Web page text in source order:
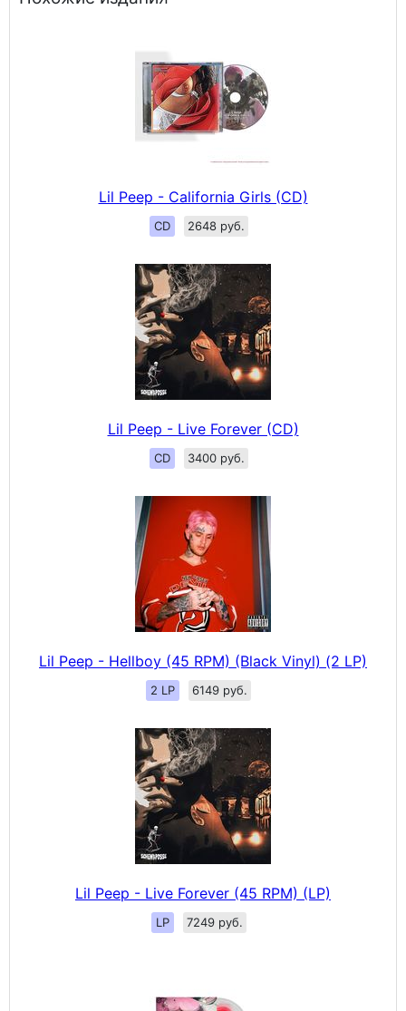
Lil Peep - California Girls (CD)
CD 2648 руб.
Lil Peep - Live Forever (CD)
CD 3400 руб.
Lil Peep - Hellboy (45 RPM) (Black Vinyl) (2 LP)
2 LP 6149 руб.
Lil Peep - Live Forever (45 RPM) (LP)
LP 7249 руб.